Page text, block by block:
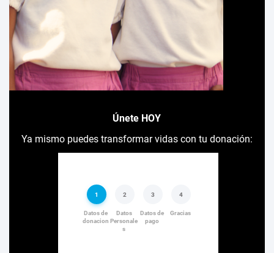
Únete HOY
Ya mismo puedes transformar vidas con tu donación: